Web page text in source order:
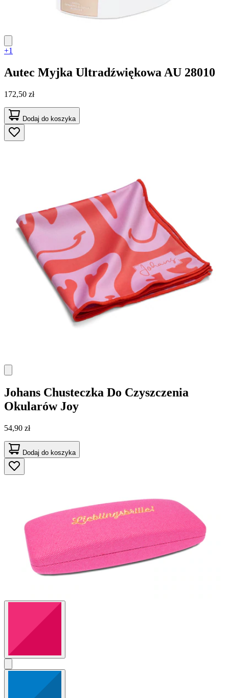
+1
Autec Myjka Ultradźwiękowa AU 28010
172,50 zł
Dodaj do koszyka
Johans Chusteczka Do Czyszczenia
Okularów Joy
54,90 zł
Dodaj do koszyka